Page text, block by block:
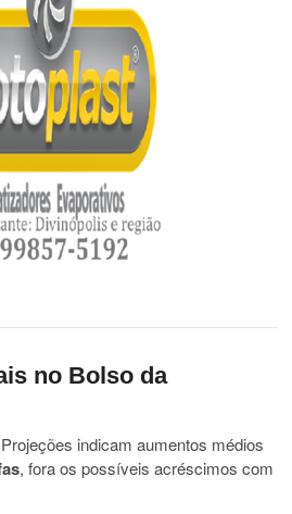
no Bolso da
indicam aumentos médios
, fora os possíveis acréscimos com